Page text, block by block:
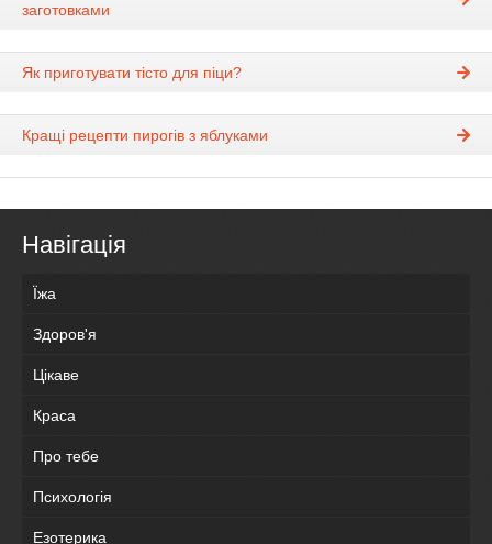
заготовками
Як приготувати тісто для піци?
Кращі рецепти пирогів з яблуками
Навігація
Їжа
Здоров'я
Цікаве
Краса
Про тебе
Психологія
Езотерика